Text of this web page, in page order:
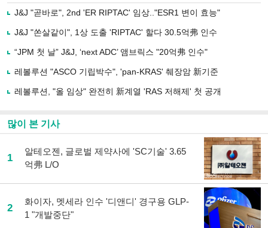
로
사
유
기
J&J "곧바로", 2nd 'ER RIPTAC' 임상.."ESR1 변이 효능"
J&J "쏜살같이", 1상 도출 'RIPTAC' 할다 30.5억弗 인수
“JPM 첫 날” J&J, ‘next ADC’ 앰브릭스 "20억弗 인수"
레볼루션 "ASCO 기립박수", 'pan-KRAS' 췌장암 新기준
레볼루션, "올 임상" 완전히 新계열 'RAS 저해제' 첫 공개
많이 본 기사
1
알테오젠, 글로벌 제약사에 'SC기술' 3.65
억弗 L/O
2
화이자, 멧세라 인수 '디앤디' 경구용 GLP-
1 "개발중단"